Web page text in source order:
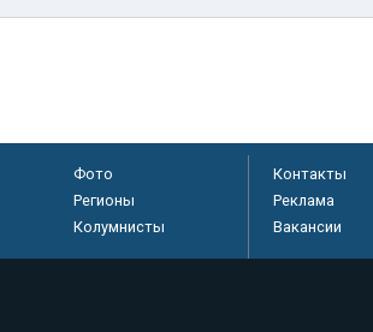
Фото
Регионы
Колумнисты
Контакты
Реклама
Вакансии